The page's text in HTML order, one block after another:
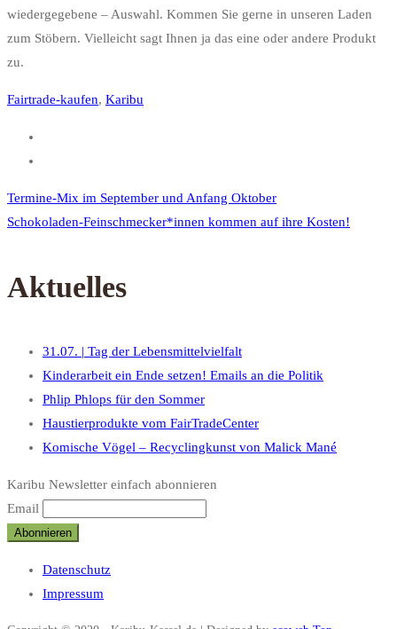
wiedergegebene – Auswahl. Kommen Sie gerne in unseren Laden
zum Stöbern. Vielleicht sagt Ihnen ja das eine oder andere Produkt
zu.
Fairtrade-kaufen, Karibu
Termine-Mix im September und Anfang Oktober
Schokoladen-Feinschmecker*innen kommen auf ihre Kosten!
Aktuelles
31.07. | Tag der Lebensmittelvielfalt
Kinderarbeit ein Ende setzen! Emails an die Politik
Phlip Phlops für den Sommer
Haustierprodukte vom FairTradeCenter
Komische Vögel – Recyclingkunst von Malick Mané
Karibu Newsletter einfach abonnieren
Email
Datenschutz
Impressum